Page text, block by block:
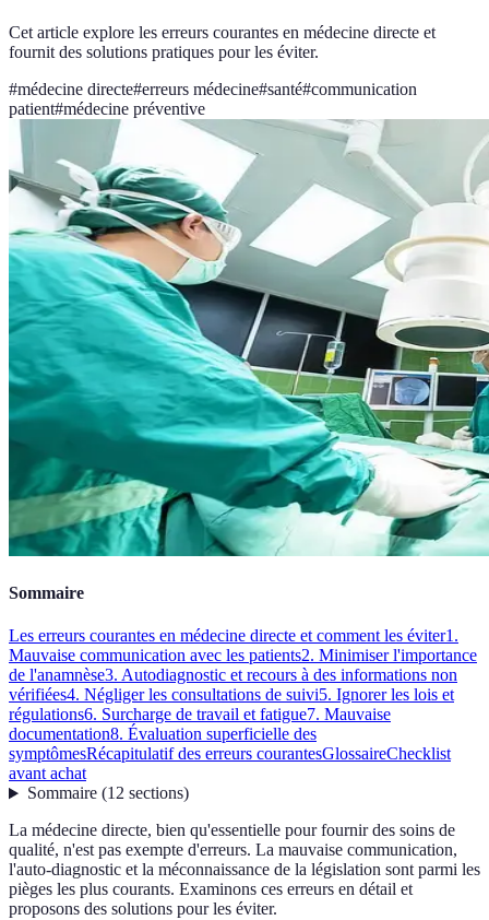
Cet article explore les erreurs courantes en médecine directe et
fournit des solutions pratiques pour les éviter.
#médecine directe#erreurs médecine#santé#communication
patient#médecine préventive
Sommaire
Les erreurs courantes en médecine directe et comment les éviter1.
Mauvaise communication avec les patients2. Minimiser l'importance
de l'anamnèse3. Autodiagnostic et recours à des informations non
vérifiées4. Négliger les consultations de suivi5. Ignorer les lois et
régulations6. Surcharge de travail et fatigue7. Mauvaise
documentation8. Évaluation superficielle des
symptômesRécapitulatif des erreurs courantesGlossaireChecklist
avant achat
Sommaire(12 sections)
La médecine directe, bien qu'essentielle pour fournir des soins de
qualité, n'est pas exempte d'erreurs. La mauvaise communication,
l'auto-diagnostic et la méconnaissance de la législation sont parmi les
pièges les plus courants. Examinons ces erreurs en détail et
proposons des solutions pour les éviter.